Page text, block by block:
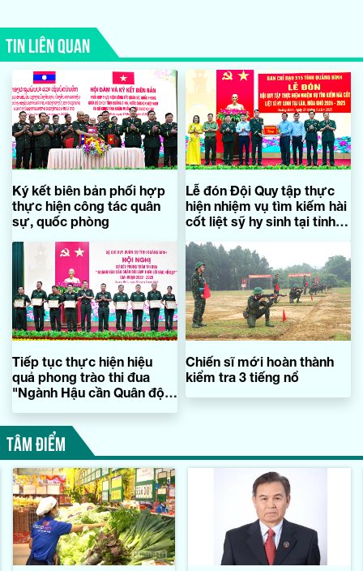
TIN LIÊN QUAN
Ký kết biên bản phối hợp
thực hiện công tác quân
sự, quốc phòng
Lễ đón Đội Quy tập thực
hiện nhiệm vụ tìm kiếm hài
cốt liệt sỹ hy sinh tại tỉnh
Tiếp tục thực hiện hiệu
quả phong trào thi đua
"Ngành Hậu cần Quân đội
Chiến sĩ mới hoàn thành
kiểm tra 3 tiếng nổ
TÂM ĐIỂM